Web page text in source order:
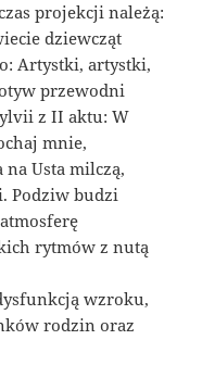
projekcji należą:
dziewcząt
Artystki, artystki,
przewodni
z II aktu: W
mnie,
Usta milczą,
Podziw budzi
rytmów z nutą
wzroku,
rodzin oraz